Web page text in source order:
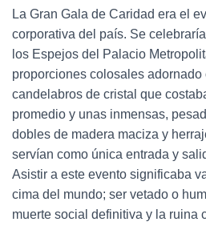
La Gran Gala de Caridad era el
corporativa del país. Se
los Espejos del Palacio
proporciones colosales adornado
candelabros de cristal que
promedio y unas inmensas,
dobles de madera maciza y
servían como única entrada y
Asistir a este evento significaba
cima del mundo; ser vetado o
muerte social definitiva y la ruina